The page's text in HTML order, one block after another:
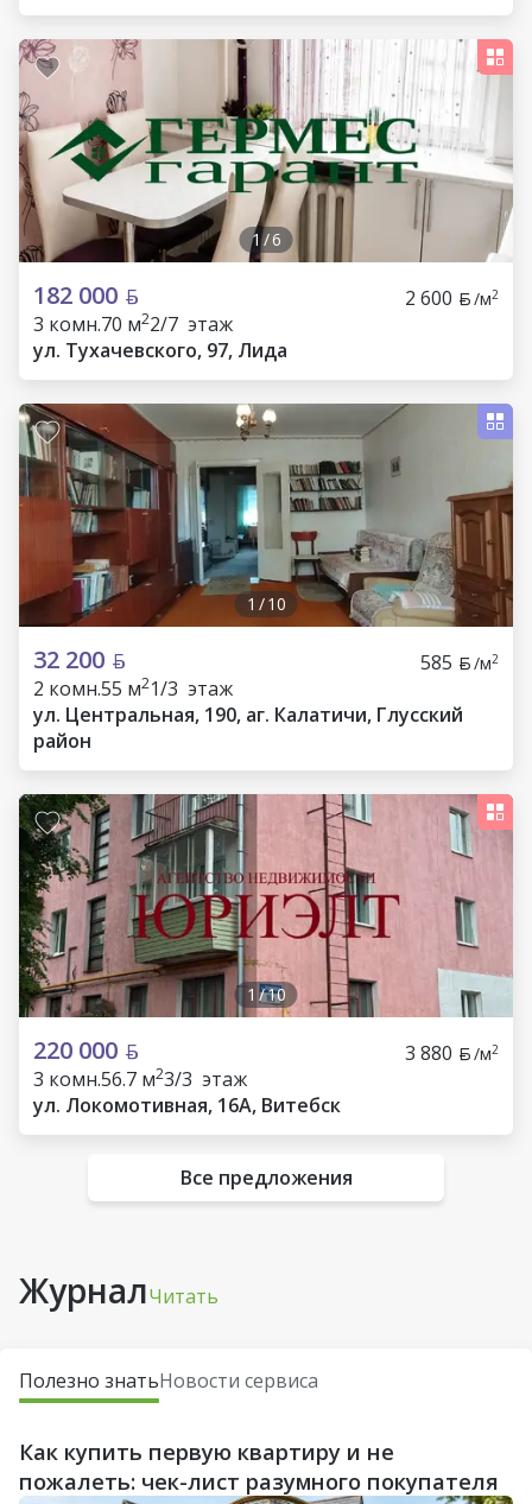
1 /6
182 000 2 600 /м2
3 комн.70 м22/7 этаж
ул. Тухачевского, 97, Лида
1 /10
32 200 585 /м2
2 комн.55 м21/3 этаж
ул. Центральная, 190, аг. Калатичи, Глусский
район
1 /10
220 000 3 880 /м2
3 комн.56.7 м23/3 этаж
ул. Локомотивная, 16А, Витебск
Все предложения
ЖурналЧитать
Полезно знатьНовости сервиса
Как купить первую квартиру и не
пожалеть: чек-лист разумного покупателя